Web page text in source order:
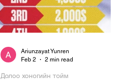
Долоо хоногийн тойм
Ariunzayat Yunren
Feb 2
2 min read